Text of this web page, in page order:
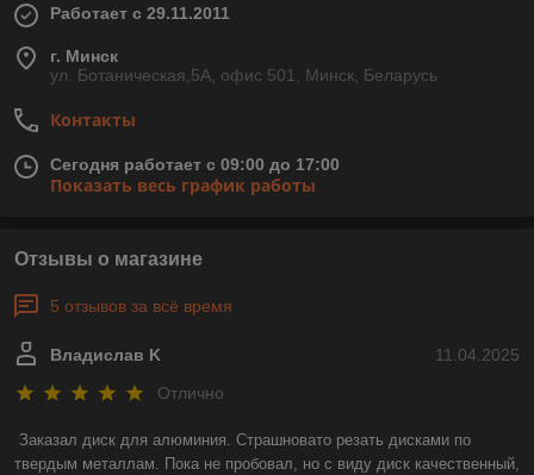
Работает с 29.11.2011
г. Минск
ул. Ботаническая,5А, офис 501, Минск, Беларусь
Контакты
Сегодня работает с 09:00 до 17:00
Показать весь график работы
Отзывы о магазине
5 отзывов за всё время
11.04.2025
Владислав K
Отлично
Заказал диск для алюминия. Страшновато резать дисками по
твердым металлам. Пока не пробовал, но с виду диск качественный,